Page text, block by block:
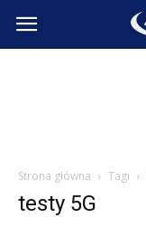
SpeedTest.pl
Strona główna Tagi
testy 5G